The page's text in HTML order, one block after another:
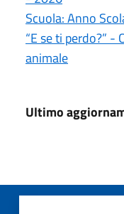
Scuola: Anno
“E se ti perdo?” -
animale
Ultimo